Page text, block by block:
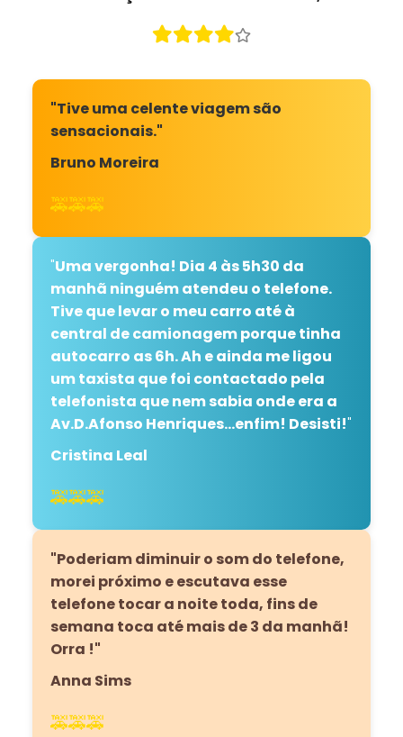
"Tive uma celente viagem são
sensacionais."
Bruno Moreira
🚕🚕🚕
"Uma vergonha! Dia 4 às 5h30 da
manhã ninguém atendeu o telefone.
Tive que levar o meu carro até à
central de camionagem porque tinha
autocarro as 6h. Ah e ainda me ligou
um taxista que foi contactado pela
telefonista que nem sabia onde era a
Av.D.Afonso Henriques...enfim! Desisti!"
Cristina Leal
🚕🚕🚕
"Poderiam diminuir o som do telefone,
morei próximo e escutava esse
telefone tocar a noite toda, fins de
semana toca até mais de 3 da manhã!
Orra !"
Anna Sims
🚕🚕🚕